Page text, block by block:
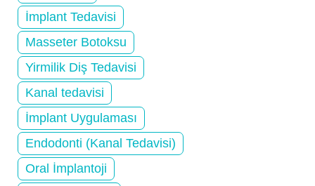
İmplant Tedavisi
Masseter Botoksu
Yirmilik Diş Tedavisi
Kanal tedavisi
İmplant Uygulaması
Endodonti (Kanal Tedavisi)
Oral İmplantoji